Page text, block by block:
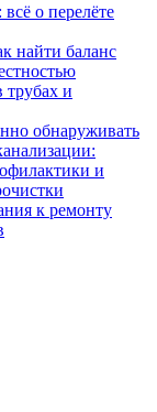
о перелёте
найти баланс
и
обнаруживать
и
к ремонту